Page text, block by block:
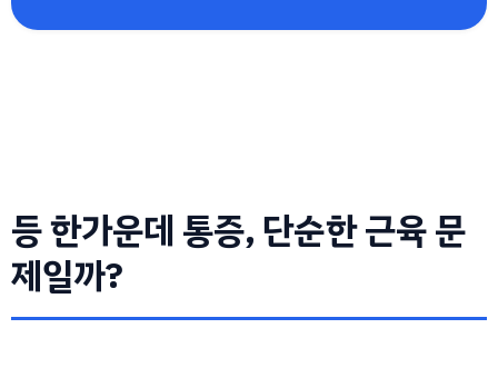
등 한가운데 통증, 단순한 근육 문
제일까?